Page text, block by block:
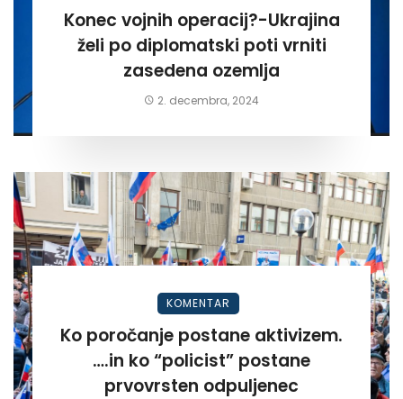
Konec vojnih operacij?-Ukrajina
želi po diplomatski poti vrniti
zasedena ozemlja
2. decembra, 2024
KOMENTAR
Ko poročanje postane aktivizem.
….in ko “policist” postane
prvovrsten odpuljenec